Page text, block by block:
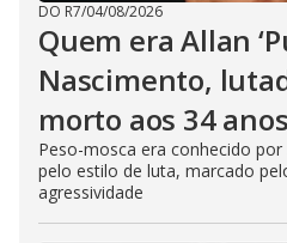
DO R7/04/08/2026
Quem era Allan
Nascimento,
morto aos 34 anos
Peso-mosca era conhecido
pelo estilo de luta, marcado
agressividade